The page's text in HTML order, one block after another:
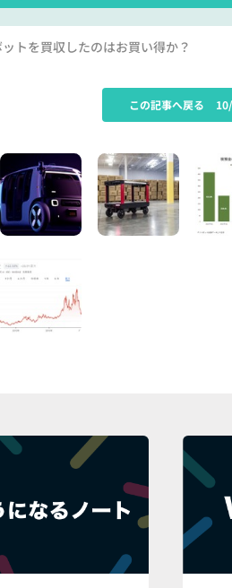
トを買収したのはお買い得か？
この記事へ戻る